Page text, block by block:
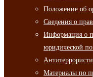
Положение об
Сведения о
Информация о
юридической
Материалы по